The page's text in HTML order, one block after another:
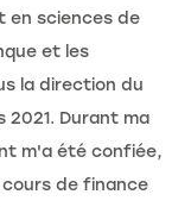
en sciences de
et les
la direction du
2021. Durant ma
m'a été confiée,
de finance